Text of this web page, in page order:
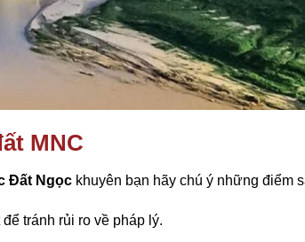
MNC
Đất Ngọc khuyên bạn hãy chú ý những điểm
tránh rủi ro về pháp lý.